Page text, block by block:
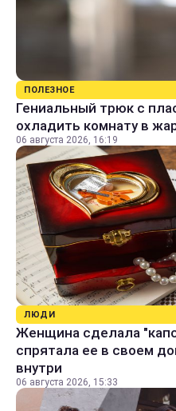
ПОЛЕЗНОЕ
Гениальный трюк с
охладить комнату в
06 августа 2026, 16:19
ЛЮДИ
Женщина сделала
спрятала ее в своем
внутри
06 августа 2026, 15:33